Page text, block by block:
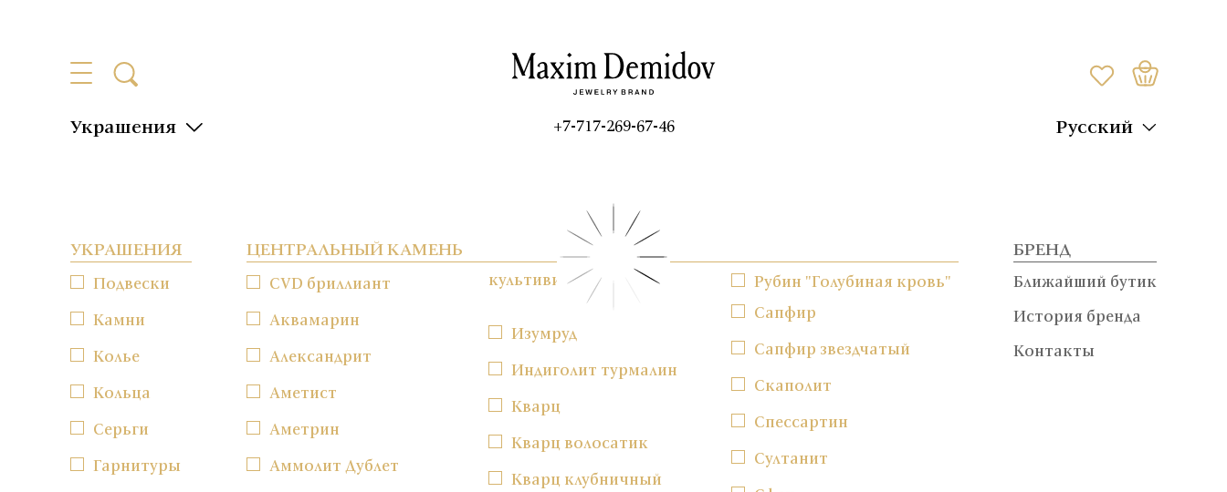
Украшения +7-717-269-67-46 Русский
УКРАШЕНИЯ
Подвески
Камни
Колье
Кольца
Серьги
Гарнитуры
ЦЕНТРАЛЬНЫЙ КАМЕНЬ
CVD бриллиант
Аквамарин
Александрит
Аметист
Аметрин
Аммолит Дублет
культивированный
Изумруд
Индиголит турмалин
Кварц
Кварц волосатик
Кварц клубничный
Рубин "Голубиная кровь"
Сапфир
Сапфир звездчатый
Скаполит
Спессартин
Султанит
БРЕНД
Ближайший бутик
История бренда
Контакты